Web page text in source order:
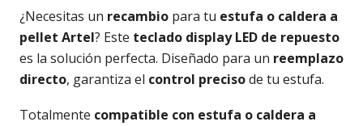
¿Necesitas un recambio para tu estufa o caldera a
pellet Artel? Este teclado display LED de repuesto
es la solución perfecta. Diseñado para un reemplazo
directo, garantiza el control precisode tu estufa.
Totalmente compatible con estufa o caldera a